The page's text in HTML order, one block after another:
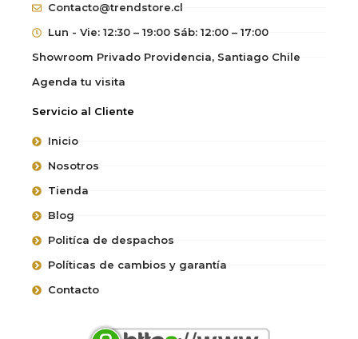
Contacto@trendstore.cl
Lun - Vie: 12:30 – 19:00 Sáb: 12:00 – 17:00
Showroom Privado Providencia, Santiago Chile
Agenda tu visita
Servicio al Cliente
Inicio
Nosotros
Tienda
Blog
Politíca de despachos
Políticas de cambios y garantía
Contacto